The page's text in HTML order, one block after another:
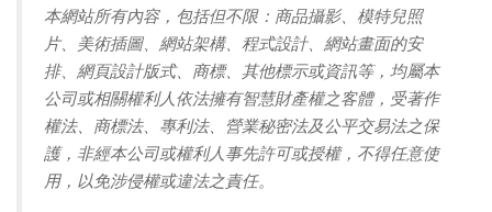
本網站所有內容，包括但不限：商品攝影、模特兒照
片、美術插圖、網站架構、程式設計、網站畫面的安
排、網頁設計版式、商標、其他標示或資訊等，均屬本
公司或相關權利人依法擁有智慧財產權之客體，受著作
權法、商標法、專利法、營業秘密法及公平交易法之保
護，非經本公司或權利人事先許可或授權，不得任意使
用，以免涉侵權或違法之責任。